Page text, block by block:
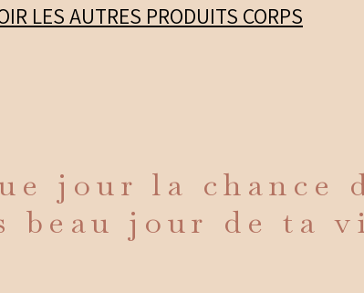
LES AUTRES PRODUITS CORPS
jour la chance
beau jour de ta